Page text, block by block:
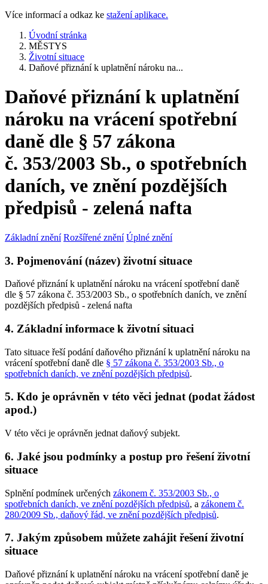
Více informací a odkaz ke stažení aplikace.
Úvodní stránka
MĚSTYS
Životní situace
Daňové přiznání k uplatnění nároku na...
Daňové přiznání k uplatnění
nároku na vrácení spotřební
daně dle § 57 zákona
č. 353/2003 Sb., o spotřebních
daních, ve znění pozdějších
předpisů - zelená nafta
Základní znění Rozšířené znění Úplné znění
3. Pojmenování (název) životní situace
Daňové přiznání k uplatnění nároku na vrácení spotřební daně
dle § 57 zákona č. 353/2003 Sb., o spotřebních daních, ve znění
pozdějších předpisů - zelená nafta
4. Základní informace k životní situaci
Tato situace řeší podání daňového přiznání k uplatnění nároku na
vrácení spotřební daně dle § 57 zákona č. 353/2003 Sb., o
spotřebních daních, ve znění pozdějších předpisů.
5. Kdo je oprávněn v této věci jednat (podat žádost
apod.)
V této věci je oprávněn jednat daňový subjekt.
6. Jaké jsou podmínky a postup pro řešení životní
situace
Splnění podmínek určených zákonem č. 353/2003 Sb., o
spotřebních daních, ve znění pozdějších předpisů, a zákonem č.
280/2009 Sb., daňový řád, ve znění pozdějších předpisů.
7. Jakým způsobem můžete zahájit řešení životní
situace
Daňové přiznání k uplatnění nároku na vrácení spotřební daně je